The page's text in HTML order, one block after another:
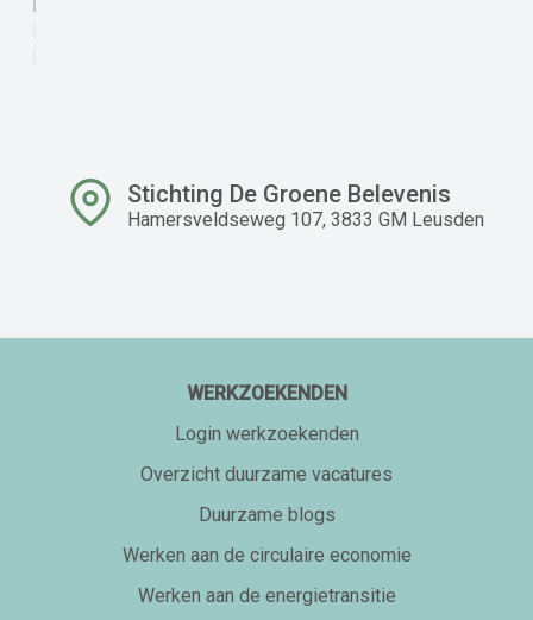
Stichting De Groene Belevenis
Hamersveldseweg 107, 3833 GM Leusden
WERKZOEKENDEN
Login werkzoekenden
Overzicht duurzame vacatures
Duurzame blogs
Werken aan de circulaire economie
Werken aan de energietransitie